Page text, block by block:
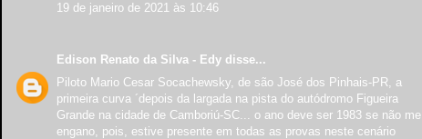
19 de janeiro de 2021 às 10:46
Edison Renato da Silva - Edy disse...
Piloto Mario Cesar Socachewsky, de são José dos Pinhais-PR, a
primeira curva ´depois da largada na pista do autódromo Figueira
Grande na cidade de Camboriú-SC... o ano deve ser 1983 se não me
engano, pois, estive presente em todas as provas neste cenário